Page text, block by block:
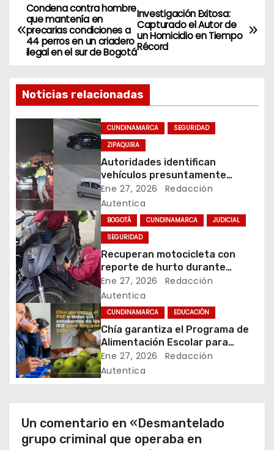
N
a
e
g
c
i
ó
n
d
e
e
n
t
a
Investigación Exitosa:
Capturado el Autor de
un Homicidio en Tiempo
Récord
Condena contra hombre
que mantenía en
precarias condiciones a
44 perros en un criadero
ilegal en el sur de Bogotá
Noticias relacionadas
CUNDINAMARCA
SEGURIDAD
ZIPAQUIRA
Autoridades identifican
vehículos presuntamente
vinculados a hurtos en
conjuntos residenciales de
Zipaquirá
Ene 27, 2026
Redacción
Autentica
BOGOTÁ CUNDINAMARCA
JUDICIAL
SEGURIDAD
Recuperan motocicleta con
reporte de hurto durante
operativo de seguridad en
Rafael Uribe Uribe
Ene 27, 2026
Redacción
Autentica
CUNDINAMARCA EDUCACIÓN
Chía garantiza el Programa de
Alimentación Escolar para
estudiantes de instituciones
oficiales
Ene 27, 2026
Redacción
Autentica
Un comentario en «Desmantelado
grupo criminal que operaba en